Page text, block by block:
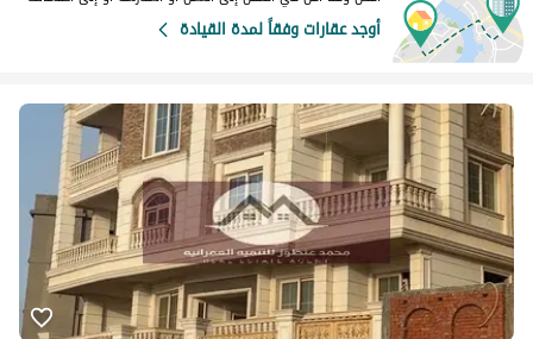
أوجد عقارات وفقاً لمدة القيادة